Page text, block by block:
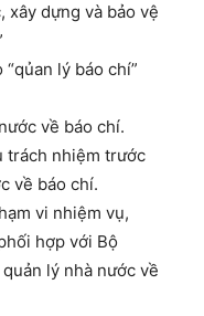
xây dựng và bảo vệ
lý báo chí”
về báo chí.
trách nhiệm trước
về báo chí.
vi nhiệm vụ,
hợp với Bộ
lý nhà nước về